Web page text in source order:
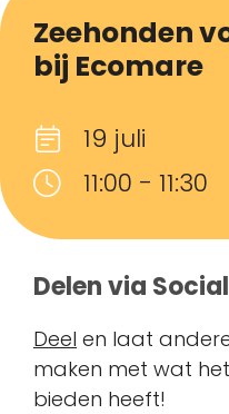
Zeehonden
bij Ecomare
19 juli
11:00 - 11:30
Delen via
Deel en laat
maken met wat
bieden heeft!